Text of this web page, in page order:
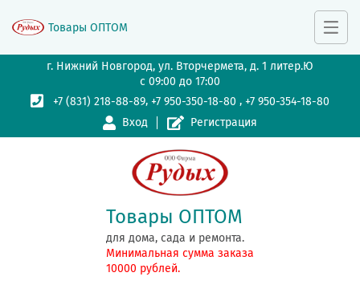
г. Нижний Новгород, ул. Вторчермета, д. 1 литер.Ю
с 09:00 до 17:00
+7 (831) 218-88-89,+7 950-350-18-80 ,+7 950-354-18-80
Вход
Регистрация
Товары ОПТОМ
для дома, сада и ремонта.
Минимальная сумма заказа
10000 рублей.
Товары ОПТОМ